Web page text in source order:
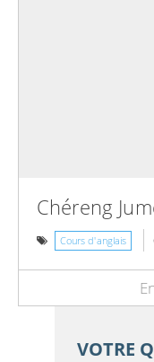
Chéreng
Cours d'anglais
VOTRE